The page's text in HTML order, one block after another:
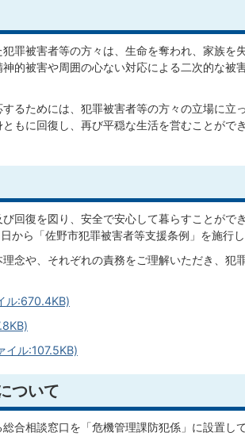
罪被害者等の方々は、生命を奪われ、家族を
的被害や周囲の心ない対応による二次的な被
るためには、犯罪被害者等の方々の立場に立
もに回復し、再び平穏な生活を営むことがで
回復を図り、安全で安心して暮らすことがで
から「佐野市犯罪被害者等支援条例」を施行し
念や、それぞれの責務をご理解いただき、犯
ル:670.4KB)
イル:107.5KB)
ついて
合相談窓口を「危機管理課防犯係」に設置して